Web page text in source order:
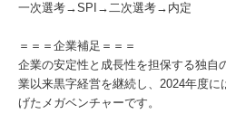
一次選考→SPI→二次選考→内定
＝＝＝企業補足＝＝＝
企業の安定性と成長性を担保する独自
業以来黒字経営を継続し、2024年度に
げたメガベンチャーです。